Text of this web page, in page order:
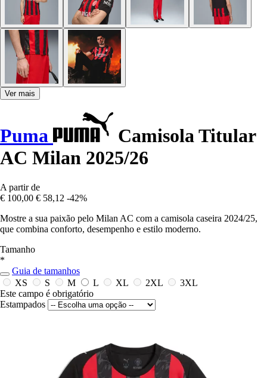
Ver mais
Puma
Camisola Titular
AC Milan 2025/26
A partir de
€ 100,00 € 58,12 -42%
Mostre a sua paixão pelo Milan AC com a camisola caseira 2024/25,
que combina conforto, desempenho e estilo moderno.
Tamanho
*
Guia de tamanhos
XS
S M L XL 2XL
3XL
Este campo é obrigatório
Estampados